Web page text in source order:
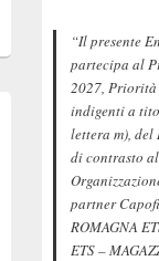
“Il presente
partecipa al
2027, Priorità
indigenti a
lettera m), del
di contrasto
partner
ROMAGNA
ETS –